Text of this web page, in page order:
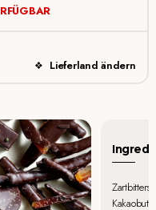
Lieferland ändern